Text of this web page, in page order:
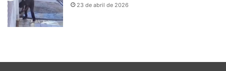
23 de abril de 2026